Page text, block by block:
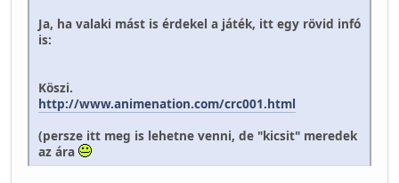
Ja, ha valaki mást is érdekel a játék, itt egy rövid infó
is:
Köszi.
http://www.animenation.com/crc001.html
(persze itt meg is lehetne venni, de "kicsit" meredek
az ára